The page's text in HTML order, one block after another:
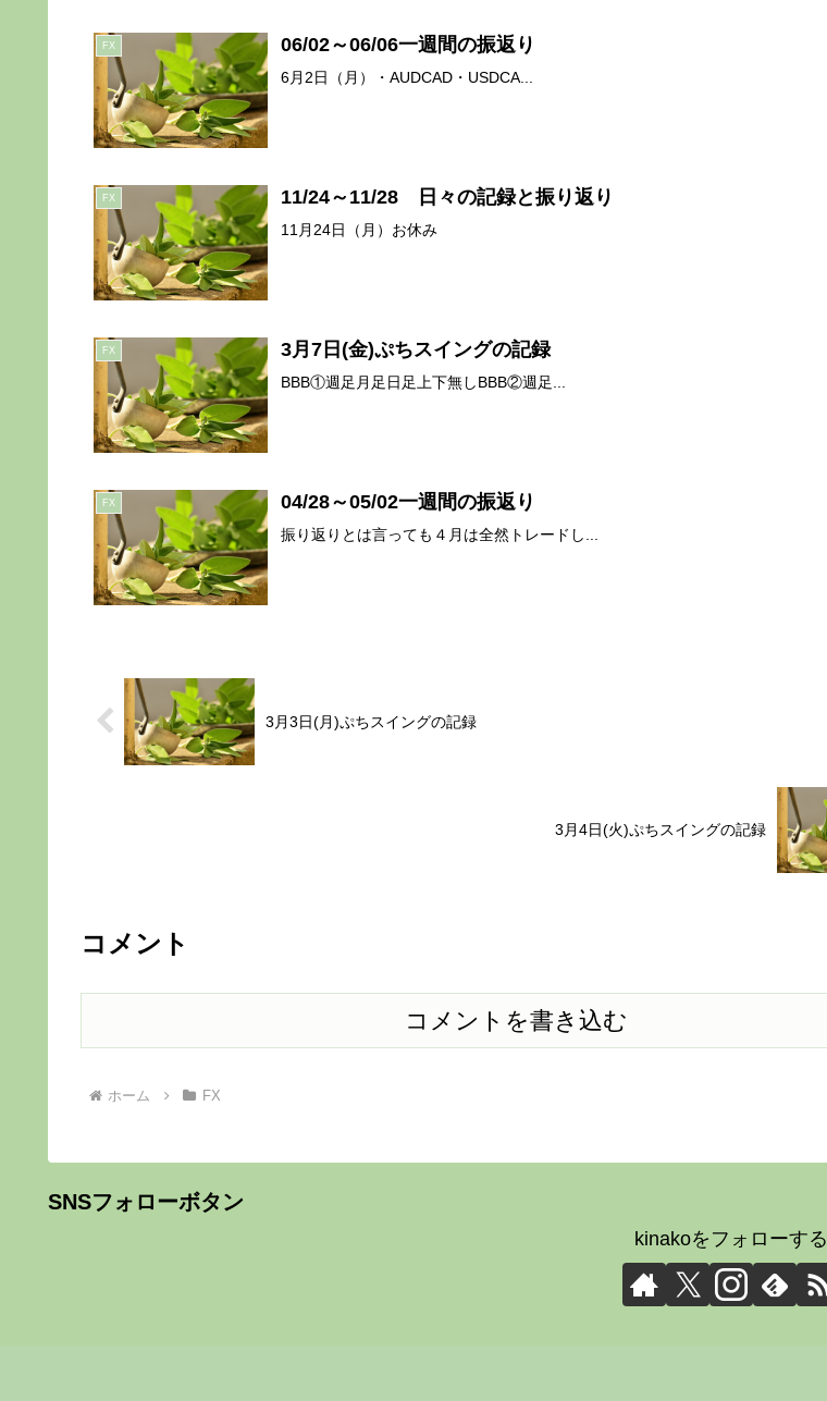
FX 06/02～06/06一週間の振返り
6月2日（月）・AUDCAD・USDCA...
FX 11/24～11/28 日々の記録と振り返り
11月24日（月）お休み
FX 3月7日(金)ぷちスイングの記録
BBB①週足月足日足上下無しBBB②週足...
FX 04/28～05/02一週間の振返り
振り返りとは言っても４月は全然トレードし...
3月3日(月)ぷちスイングの記録
3月4日(火)ぷちスイングの記録
コメント
コメントを書き込む
ホーム FX
SNSフォローボタン
kinakoをフォローする